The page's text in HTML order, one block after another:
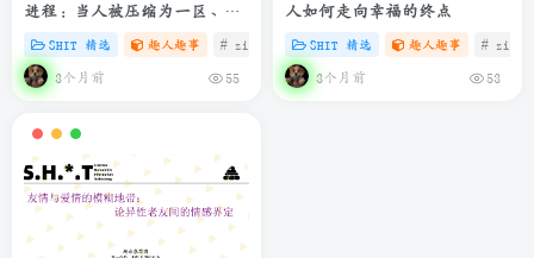
进程：当人被压缩为一区、二
区、在投与退修——我不是
我，我是我的外审结果
SHIT 精选 趣人趣事 # zibll # C # SHIT
3个月前 55
人如何走向幸福的终点
SHIT 精选 趣人趣事 # zibll
3个月前 53